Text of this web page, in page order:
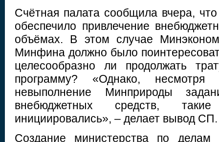
Счётная палата сообщила вчера,
обеспечило привлечение
объёмах. В этом случае
Минфина должно было
целесообразно ли продолжать
программу? «Однако, несмотря
невыполнение Минприроды
внебюджетных средств,
инициировались», – делает вывод СП.
Создание министерства по